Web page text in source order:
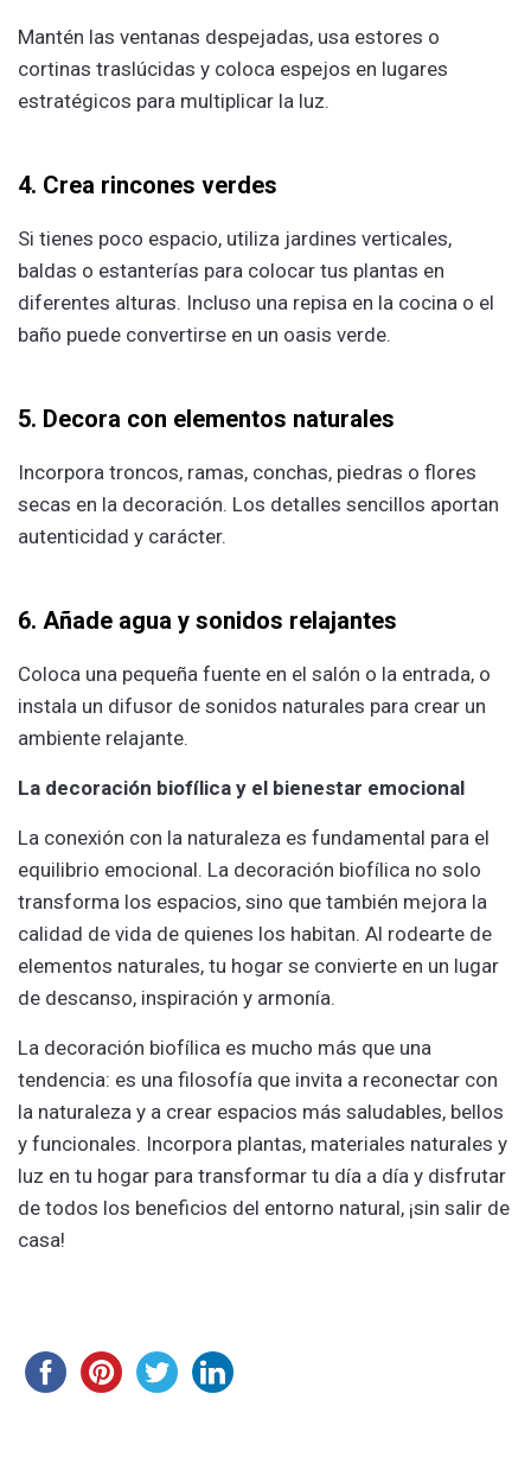
Mantén las ventanas despejadas, usa estores o
cortinas traslúcidas y coloca espejos en lugares
estratégicos para multiplicar la luz.
4. Crea rincones verdes
Si tienes poco espacio, utiliza jardines verticales,
baldas o estanterías para colocar tus plantas en
diferentes alturas. Incluso una repisa en la cocina o el
baño puede convertirse en un oasis verde.
5. Decora con elementos naturales
Incorpora troncos, ramas, conchas, piedras o flores
secas en la decoración. Los detalles sencillos aportan
autenticidad y carácter.
6. Añade agua y sonidos relajantes
Coloca una pequeña fuente en el salón o la entrada, o
instala un difusor de sonidos naturales para crear un
ambiente relajante.
La decoración biofílica y el bienestar emocional
La conexión con la naturaleza es fundamental para el
equilibrio emocional. La decoración biofílica no solo
transforma los espacios, sino que también mejora la
calidad de vida de quienes los habitan. Al rodearte de
elementos naturales, tu hogar se convierte en un lugar
de descanso, inspiración y armonía.
La decoración biofílica es mucho más que una
tendencia: es una filosofía que invita a reconectar con
la naturaleza y a crear espacios más saludables, bellos
y funcionales. Incorpora plantas, materiales naturales y
luz en tu hogar para transformar tu día a día y disfrutar
de todos los beneficios del entorno natural, ¡sin salir de
casa!